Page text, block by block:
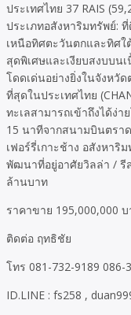
ประเทศไทย 37 RAIS
ประเภทอสังหาริมทรัพย์:
เหนือทิศตะวันตกและทิศ
สุดพิเศษและเงียบสงบบน
โดดเด่นอย่างยิ่งในจังหวั
ที่สุดในประเทศไทย
ทะเลสามารถเข้าถึงได้ง่า
15 นาทีจากสนามบินตรา
เฟอร์รี่เกาะช้าง อสังหาริ
พัฒนาที่อยู่อาศัยวิลล่า / รี
ล้านบาท
ราคาขาย 195,000,000
ติดต่อ ฤทธิชัย
โทร 081-732-9189 086-
ID.LINE : fs258 ,